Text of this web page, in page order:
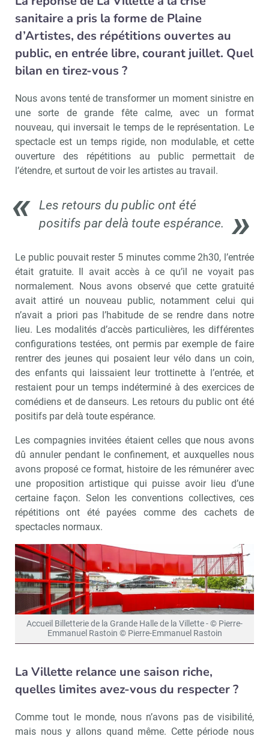
sanitaire a pris la forme de Plaine
d’Artistes, des répétitions ouvertes au
public, en entrée libre, courant juillet. Quel
bilan en tirez-vous ?
Nous avons tenté de transformer un moment sinistre en
une sorte de grande fête calme, avec un format
nouveau, qui inversait le temps de le représentation. Le
spectacle est un temps rigide, non modulable, et cette
ouverture des répétitions au public permettait de
l’étendre, et surtout de voir les artistes au travail.
Les retours du public ont été
positifs par delà toute espérance.
Le public pouvait rester 5 minutes comme 2h30, l’entrée
était gratuite. Il avait accès à ce qu’il ne voyait pas
normalement. Nous avons observé que cette gratuité
avait attiré un nouveau public, notamment celui qui
n’avait a priori pas l’habitude de se rendre dans notre
lieu. Les modalités d’accès particulières, les différentes
configurations testées, ont permis par exemple de faire
rentrer des jeunes qui posaient leur vélo dans un coin,
des enfants qui laissaient leur trottinette à l’entrée, et
restaient pour un temps indéterminé à des exercices de
comédiens et de danseurs. Les retours du public ont été
positifs par delà toute espérance.
Les compagnies invitées étaient celles que nous avons
dû annuler pendant le confinement, et auxquelles nous
avons proposé ce format, histoire de les rémunérer avec
une proposition artistique qui puisse avoir lieu d’une
certaine façon. Selon les conventions collectives, ces
répétitions ont été payées comme des cachets de
spectacles normaux.
Accueil Billetterie de la Grande Halle de la Villette - © Pierre-
Emmanuel Rastoin © Pierre-Emmanuel Rastoin
La Villette relance une saison riche,
quelles limites avez-vous du respecter ?
Comme tout le monde, nous n’avons pas de visibilité,
mais nous y allons quand même. Cette période nous